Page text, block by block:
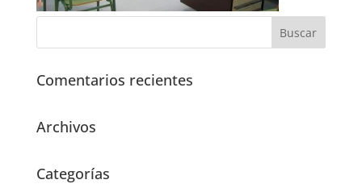
Comentarios recientes
Archivos
Categorías